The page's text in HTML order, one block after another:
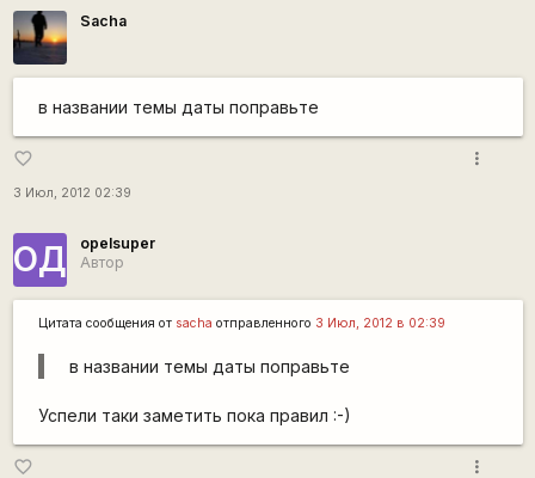
Sacha
в названии темы даты поправьте
favorite_border
3 Июл, 2012 02:39
more_vert
ОД
opelsuper
Автор
Цитата сообщения от sacha отправленного 3 Июл, 2012 в 02:39
в названии темы даты поправьте
Успели таки заметить пока правил :-)
favorite_border more_vert